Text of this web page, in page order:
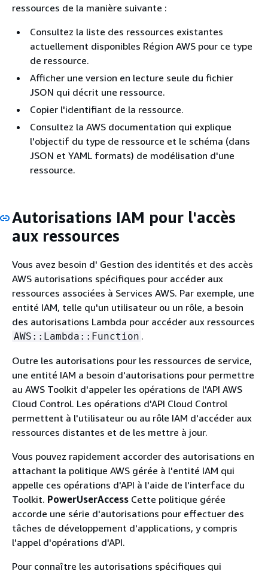
ressources de la manière suivante :
Consultez la liste des ressources existantes
actuellement disponibles Région AWS pour ce type
de ressource.
Afficher une version en lecture seule du fichier
JSON qui décrit une ressource.
Copier l'identifiant de la ressource.
Consultez la AWS documentation qui explique
l'objectif du type de ressource et le schéma (dans
JSON et YAML formats) de modélisation d'une
ressource.
Autorisations IAM pour l'accès
aux ressources
Vous avez besoin d' Gestion des identités et des accès
AWS autorisations spécifiques pour accéder aux
ressources associées à Services AWS. Par exemple, une
entité IAM, telle qu'un utilisateur ou un rôle, a besoin
des autorisations Lambda pour accéder aux ressources
AWS::Lambda::Function .
Outre les autorisations pour les ressources de service,
une entité IAM a besoin d'autorisations pour permettre
au AWS Toolkit d'appeler les opérations de l'API AWS
Cloud Control. Les opérations d'API Cloud Control
permettent à l'utilisateur ou au rôle IAM d'accéder aux
ressources distantes et de les mettre à jour.
Vous pouvez rapidement accorder des autorisations en
attachant la politique AWS gérée à l'entité IAM qui
appelle ces opérations d'API à l'aide de l'interface du
Toolkit. PowerUserAccess Cette politique gérée
accorde une série d'autorisations pour effectuer des
tâches de développement d'applications, y compris
l'appel d'opérations d'API.
Pour connaître les autorisations spécifiques qui